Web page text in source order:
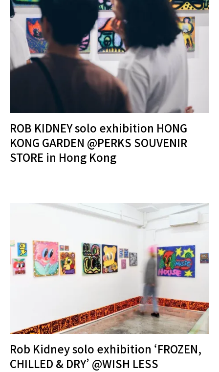
ROB KIDNEY solo exhibition HONG
KONG GARDEN @PERKS SOUVENIR
STORE in Hong Kong
Rob Kidney solo exhibition ‘FROZEN,
CHILLED & DRY’ @WISH LESS